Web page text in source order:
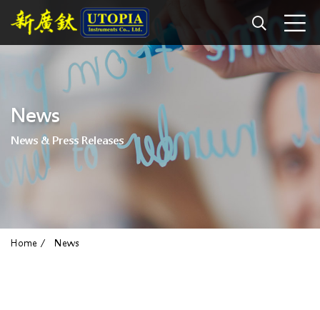
News
News & Press Releases
Home News